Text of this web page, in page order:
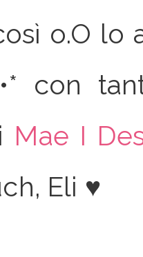
o.O lo
con
Mae I
Eli ♥